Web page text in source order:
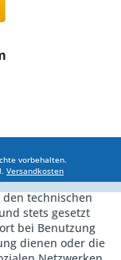
vorbehalten.
Versandkosten
technischen
stets gesetzt
bei Benutzung
dienen oder die